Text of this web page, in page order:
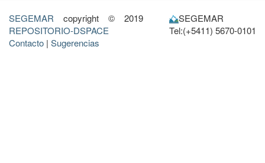
SEGEMAR copyright © 2019
REPOSITORIO-DSPACE
Contacto | Sugerencias
SEGEMAR
Tel:(+5411) 5670-0101